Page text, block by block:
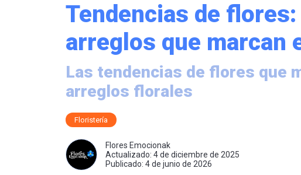
Tendencias de
arreglos que marcan
Las tendencias de flores que
arreglos florales
Floristería
Flores Emocionak
Actualizado: 4 de diciembre de 2025
Publicado: 4 de junio de 2026